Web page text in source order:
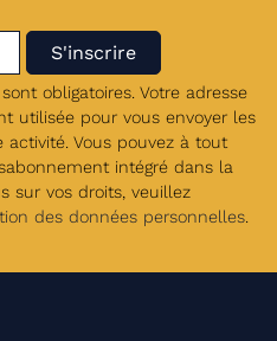
obligatoires. Votre adresse
utilisée pour vous envoyer les
activité. Vous pouvez à tout
intégré dans la
sur vos droits, veuillez
des données personnelles